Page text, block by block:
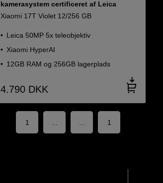
kamerasystem certificeret af Leica
Xiaomi 17T Violet 12/256 GB
Leica 50MP 5x teleobjektiv
Xiaomi HyperAI
12GB RAM og 256GB lagerplads
4.790 DKK
1 1